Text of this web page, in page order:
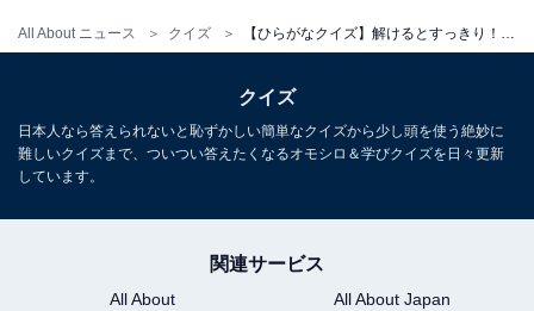
All About ニュース クイズ 【ひらがなクイズ】解けるとすっきり！ 空欄を埋めてみよう！ ヒントはお正月の定番料理
クイズ
日本人なら答えられないと恥ずかしい簡単なクイズから少し頭を使う絶妙に
難しいクイズまで、ついつい答えたくなるオモシロ＆学びクイズを日々更新
しています。
関連サービス
All About
All About Japan